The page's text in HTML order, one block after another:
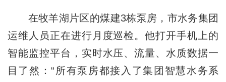
在牧羊湖片区的煤建3栋泵房，市水务集团
运维人员正在进行月度巡检。他打开手机上的
智能监控平台，实时水压、流量、水质数据一
目了然：“所有泵房都接入了集团智慧水务系